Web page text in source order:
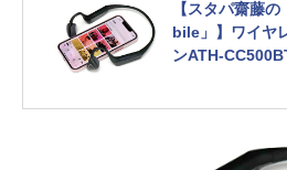
【スタパ齋藤
bile」】ワイヤ
ンATH-